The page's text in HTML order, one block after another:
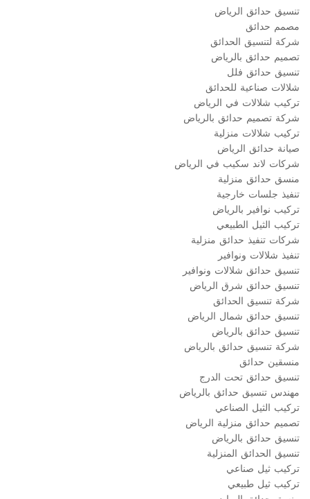
تنسيق حدائق الرياض
مصمم حدائق
شركة لتنسيق الحدائق
تصميم حدائق بالرياض
تنسيق حدائق فلل
شلالات صناعية للحدائق
تركيب شلالات في الرياض
شركة تصميم حدائق بالرياض
تركيب شلالات منزلية
صيانة حدائق الرياض
شركات لاند سكيب في الرياض
منسق حدائق منزلية
تنفيذ جلسات خارجية
تركيب نوافير بالرياض
تركيب الثيل الطبيعي
شركات تنفيذ حدائق منزلية
تنفيذ شلالات ونوافير
تنسيق حدائق شلالات ونوافير
تنسيق حدائق شرق الرياض
شركة تنسيق الحدائق
تنسيق حدائق شمال الرياض
تنسيق حدائق بالرياض
شركة تنسيق حدائق بالرياض
منسقين حدائق
تنسيق حدائق تحت الدرج
مهندس تنسيق حدائق بالرياض
تركيب الثيل الصناعي
تصميم حدائق منزلية الرياض
تنسيق حدائق بالرياض
تنسيق الحدائق المنزلية
تركيب ثيل صناعي
تركيب ثيل طبيعي